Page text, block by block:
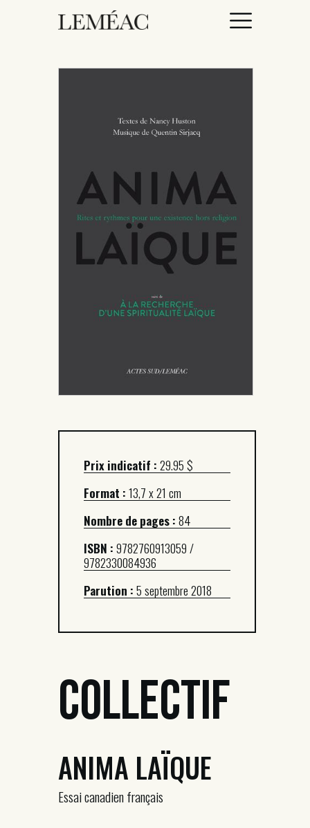
ACCUEIL
AUTEURICES
DROITS / RIGHTS
À PROPOS
Prix indicatif :29.95 $
Format :13,7 x 21 cm
Nombre de pages :84
ISBN :9782760913059 /
9782330084936
Parution :5 septembre 2018
Collectif
ANIMA LAÏQUE
Essai canadien français